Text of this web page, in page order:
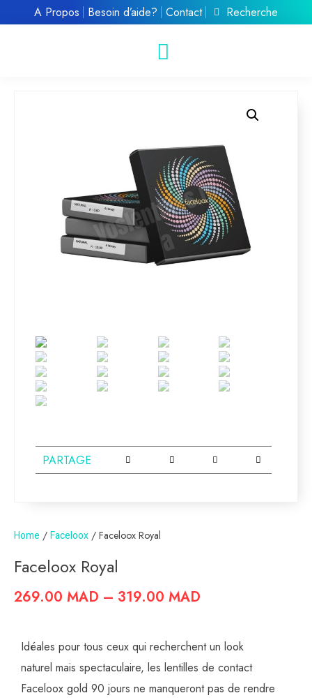
À Propos Besoin d’aide? Contact Recherche
Home / Faceloox / Faceloox Royal
Faceloox Royal
269.00 MAD – 319.00 MAD
Idéales pour tous ceux qui recherchent un look
naturel mais spectaculaire, les lentilles de contact
Faceloox gold 90 jours ne manqueront pas de rendre
PARTAGE